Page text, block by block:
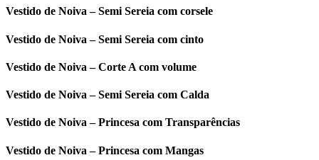
Vestido de Noiva – Semi Sereia com corsele
Vestido de Noiva – Semi Sereia com cinto
Vestido de Noiva – Corte A com volume
Vestido de Noiva – Semi Sereia com Calda
Vestido de Noiva – Princesa com Transparências
Vestido de Noiva – Princesa com Mangas